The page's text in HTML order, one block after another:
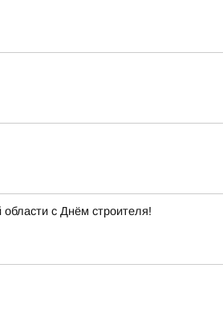
с Днём строителя!